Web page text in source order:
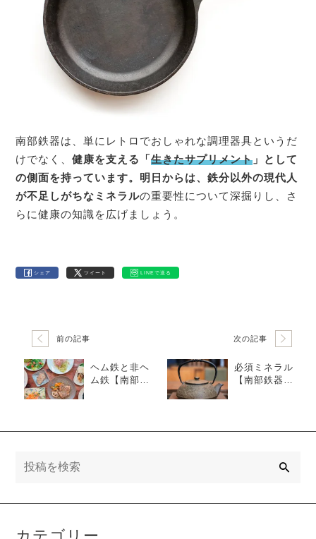
南部鉄器は、単にレトロでおしゃれな調理器具というだ
けでなく、健康を支える「生きたサプリメント 」として
の側面を持っています。明日からは、鉄分以外の現代人
が不足しがちなミネラルの重要性について深掘りし、さ
らに健康の知識を広げましょう。
シェア ツイート LINEで送る
前の記事
ヘム鉄と非ヘ
ム鉄【南部鉄
補給と体の整
次の記事
必須ミネラル
【南部鉄器と
と体の整え